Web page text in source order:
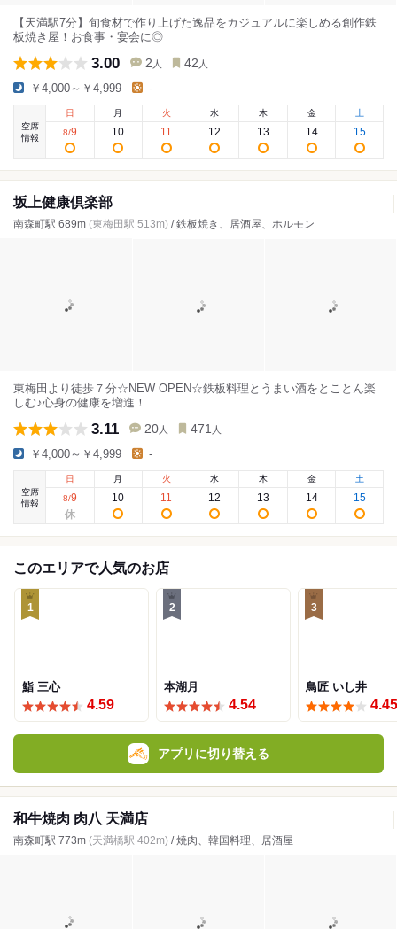
【天満駅7分】旬食材で作り上げた逸品をカジュアルに楽しめる創作鉄
板焼き屋！お食事・宴会に◎
3.00 2 人 42 人
￥4,000～￥4,999 -
空席
情報
日
8/9
月
10
火
11
水
12
木
13
金
14
土
15
坂上健康倶楽部
南森町駅 689m (東梅田駅 513m) / 鉄板焼き、居酒屋、ホルモン
東梅田より徒歩７分☆NEW OPEN☆鉄板料理とうまい酒をとことん楽
しむ♪心身の健康を増進！
3.11 20 人 471 人
￥4,000～￥4,999 -
空席
情報
日
8/9
月
10
火
11
水
12
木
13
金
14
土
15
このエリアで人気のお店
1
鮨 三心
4.59
2
本湖月
4.54
3
鳥匠 いし井
4.45
アプリに切り替える
和牛焼肉 肉八 天満店
南森町駅 773m (天満橋駅 402m) / 焼肉、韓国料理、居酒屋